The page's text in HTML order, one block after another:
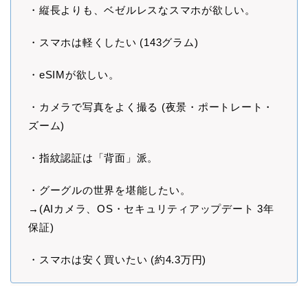
・縦長よりも、ベゼルレスなスマホが欲しい。
・スマホは軽くしたい (143グラム)
・eSIMが欲しい。
・カメラで写真をよく撮る (夜景・ポートレート・
ズーム)
・指紋認証は「背面」派。
・グーグルの世界を堪能したい。
→(AIカメラ、OS・セキュリティアップデート 3年
保証)
・スマホは安く買いたい (約4.3万円)